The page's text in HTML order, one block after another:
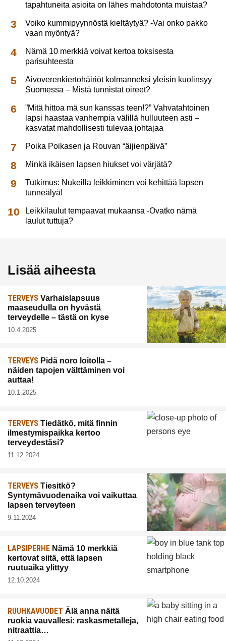
tapahtuneita asioita on lähes mahdotonta muistaa?
Voiko kummipyynnöstä kieltäytyä? -Vai onko pakko
vaan myöntyä?
Nämä 10 merkkiä voivat kertoa toksisesta
parisuhteesta
Aivoverenkiertohäiriöt kolmanneksi yleisin kuolinsyy
Suomessa – Mistä tunnistat oireet?
”Mitä hittoa mä sun kanssas teen!?” Vahvatahtoinen
lapsi haastaa vanhempia välillä hulluuteen asti –
kasvatat mahdollisesti tulevaa johtajaa
Poika Poikasen ja Rouvan “äijienpäivä”
Minkä ikäisen lapsen hiukset voi värjätä?
Tutkimus: Nukeilla leikkiminen voi kehittää lapsen
tunneälyä!
Leikkilaulut tempaavat mukaansa -Ovatko nämä
laulut tuttuja?
Lisää aiheesta
TERVEYS Varhaislapsuus
maaseudulla on hyvästä
terveydelle – tästä on kyse
10.4.2025
TERVEYS Pidä noro loitolla –
näiden tapojen välttäminen voi
auttaa!
10.1.2025
TERVEYS Tiedätkö, mitä finnin
ilmestymispaikka kertoo
terveydestäsi?
11.12.2024
TERVEYS Tiesitkö?
Syntymävuodenaika voi vaikuttaa
lapsen terveyteen
9.11.2024
LAPSIPERHE Nämä 10 merkkiä
kertovat siitä, että lapsen
ruutuaika ylittyy
12.10.2024
RUUHKAVUODET Älä anna näitä
ruokia vauvallesi: raskasmetalleja,
nitraattia…